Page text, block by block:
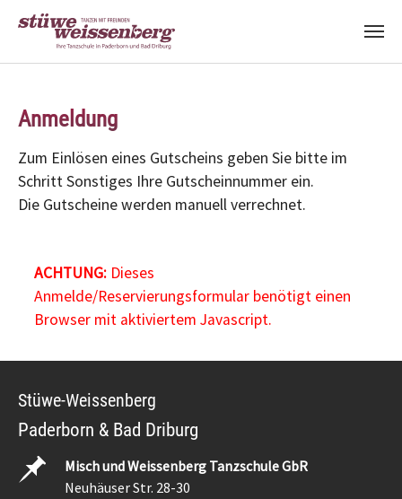
Anmeldung
Zum Einlösen eines Gutscheins geben Sie bitte im
Schritt Sonstiges Ihre Gutscheinnummer ein.
Die Gutscheine werden manuell verrechnet.
ACHTUNG:Dieses
Anmelde/Reservierungsformular benötigt einen
Browser mit aktiviertem Javascript.
Stüwe-Weissenberg
Paderborn & Bad Driburg
Misch und Weissenberg Tanzschule GbR
Neuhäuser Str. 28-30